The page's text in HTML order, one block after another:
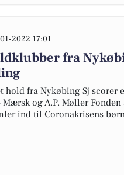
2022 17:01
fra
hold fra Nykøbing Sj scorer
Mærsk og A.P. Møller
ind til Coronakrisens